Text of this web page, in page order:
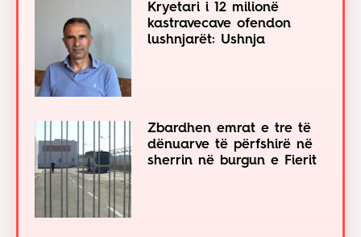
Kryetari i 12 milionë
kastravecave ofendon
lushnjarët: Ushnja
Zbardhen emrat e tre të
dënuarve të përfshirë në
sherrin në burgun e Fierit